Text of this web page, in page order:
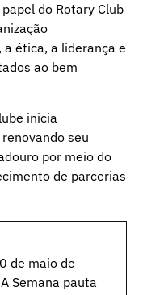
do Rotary Club
ética, a liderança e
ao bem
inicia
seu
por meio do
de parcerias
de maio de
Semana pauta